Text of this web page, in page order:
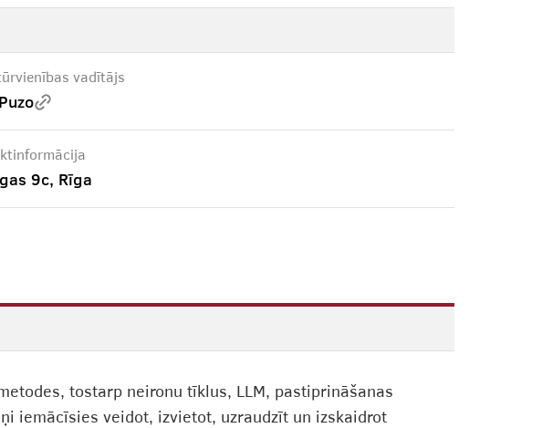
vadītājs
9c, Rīga
tostarp neironu tīklus, LLM, pastiprināšanas
iemācīsies veidot, izvietot, uzraudzīt un izskaidrot